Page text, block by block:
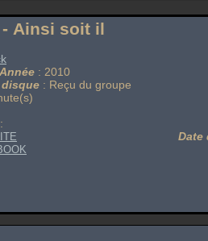
- Ainsi soit il
Année : 2010
disque : Reçu du groupe
:
Date